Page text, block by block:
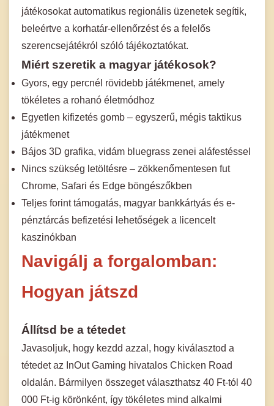
játékosokat automatikus regionális üzenetek segítik,
beleértve a korhatár-ellenőrzést és a felelős
szerencsejátékról szóló tájékoztatókat.
Miért szeretik a magyar játékosok?
Gyors, egy percnél rövidebb játékmenet, amely
tökéletes a rohanó életmódhoz
Egyetlen kifizetés gomb – egyszerű, mégis taktikus
játékmenet
Bájos 3D grafika, vidám bluegrass zenei aláfestéssel
Nincs szükség letöltésre – zökkenőmentesen fut
Chrome, Safari és Edge böngészőkben
Teljes forint támogatás, magyar bankkártyás és e-
pénztárcás befizetési lehetőségek a licencelt
kaszinókban
Navigálj a forgalomban:
Hogyan játszd
Állítsd be a tétedet
Javasoljuk, hogy kezdd azzal, hogy kiválasztod a
tétedet az InOut Gaming hivatalos Chicken Road
oldalán. Bármilyen összeget választhatsz 40 Ft-tól 40
000 Ft-ig körönként, így tökéletes mind alkalmi